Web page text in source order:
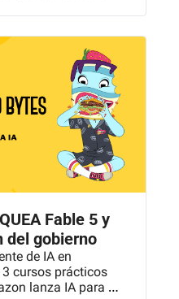
Fable 5 y
del gobierno
de IA en
cursos prácticos
lanza IA para